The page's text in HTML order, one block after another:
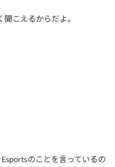
こえるからだよ。
のことを言っているの